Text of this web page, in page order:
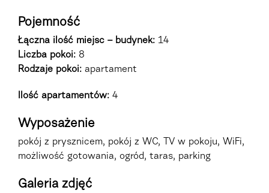
Pojemność
Łączna ilość miejsc – budynek: 14
Liczba pokoi: 8
Rodzaje pokoi: apartament
Ilość apartamentów: 4
Wyposażenie
pokój z prysznicem, pokój z WC, TV w pokoju, WiFi,
możliwość gotowania, ogród, taras, parking
Galeria zdjęć